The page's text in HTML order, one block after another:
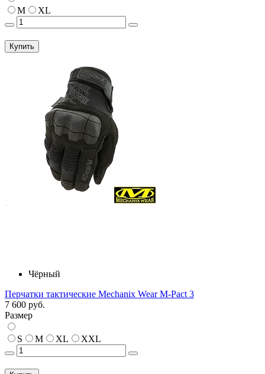
M XL
Купить
Чёрный
Перчатки тактические Mechanix Wear M-Pact 3
7 600 руб.
Размер
S M XL XXL